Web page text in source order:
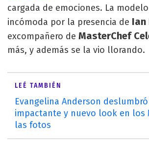
cargada de emociones. La
incómoda por la presencia de Ian
excompañero de MasterChef
más, y además se la vio llorando.
LEÉ TAMBIÉN
Evangelina Anderson
impactante y nuevo look en los
las fotos